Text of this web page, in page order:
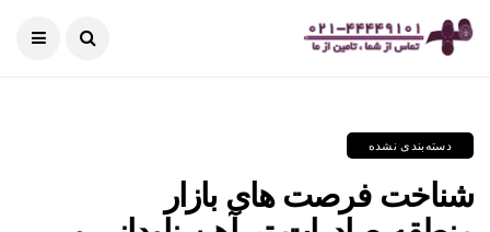
دسته‌بندی نشده
شناخت فرصت های بازار